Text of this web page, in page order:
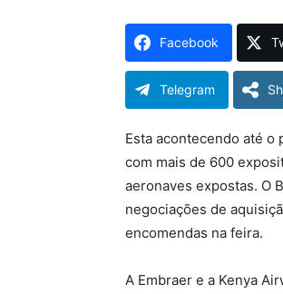
Facebook
Telegram
Esta acontecendo até o
com mais de 600
aeronaves expostas. O
negociações de
encomendas na feira.
A Embraer e a Kenya